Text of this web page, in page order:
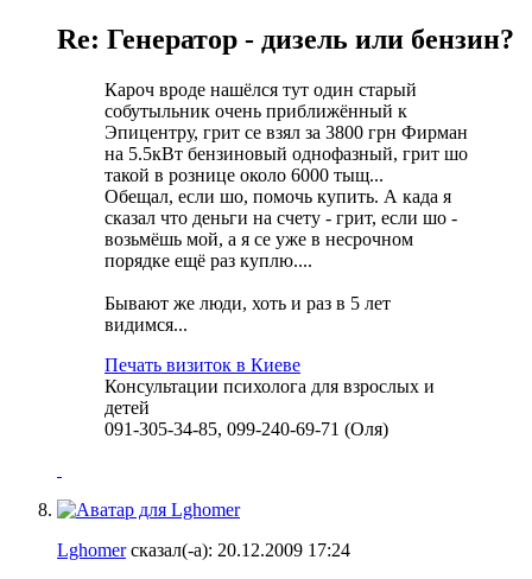
Re: Генератор - дизель или бензин?
Кароч вроде нашёлся тут один старый
собутыльник очень приближённый к
Эпицентру, грит се взял за 3800 грн Фирман
на 5.5кВт бензиновый однофазный, грит шо
такой в рознице около 6000 тыщ...
Обещал, если шо, помочь купить. А када я
сказал что деньги на счету - грит, если шо -
возьмёшь мой, а я се уже в несрочном
порядке ещё раз куплю....
Бывают же люди, хоть и раз в 5 лет
видимся...
Печать визиток в Киеве
Консультации психолога для взрослых и
детей
091-305-34-85, 099-240-69-71 (Оля)
Lghomerсказал(-а): 20.12.2009 17:24